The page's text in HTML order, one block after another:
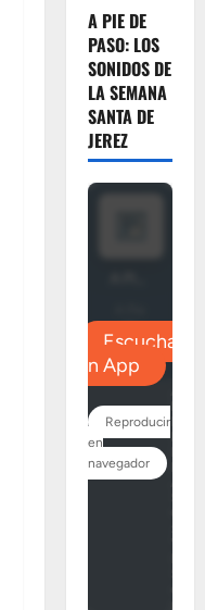
A PIE DE
PASO: LOS
SONIDOS DE
LA SEMANA
SANTA DE
JEREZ